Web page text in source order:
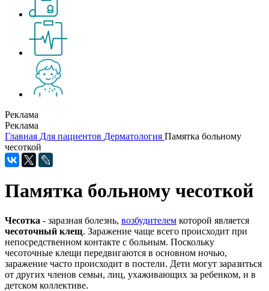
Реклама
Реклама
Главная Для пациентов Дерматология Памятка больному
чесоткой
Памятка больному чесоткой
Чесотка - заразная болезнь, возбудителем которой является
чесоточный клещ. Заражение чаще всего происходит при
непосредственном контакте с больным. Поскольку
чесоточные клещи передвигаются в основном ночью,
заражение часто происходит в постели. Дети могут заразиться
от других членов семьи, лиц, ухаживающих за ребенком, и в
детском коллективе.